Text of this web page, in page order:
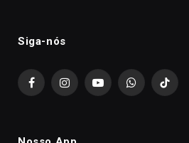
Siga-nós
FacebookInstagramYouTubeWhatsAppTikTok